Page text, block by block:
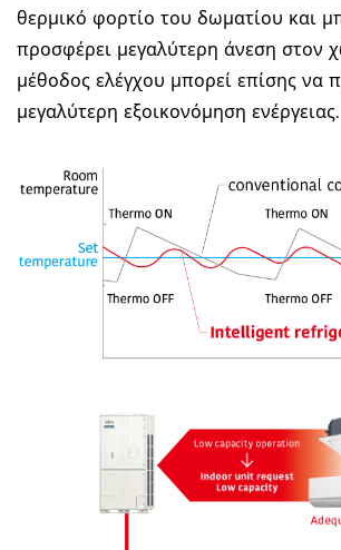
θερμικό φορτίο του δωματίου και
προσφέρει μεγαλύτερη άνεση στον
μέθοδος ελέγχου μπορεί επίσης να
μεγαλύτερη εξοικονόμηση ενέργειας.